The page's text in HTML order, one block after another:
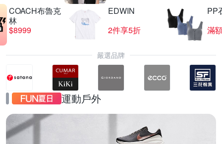
COACH布魯克
林
$8999
EDWIN
2件享5折
PP
滿
嚴選品牌
運動戶外